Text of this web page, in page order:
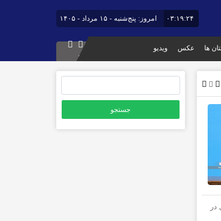
۰۳:۱۹:۲۵ امروز: پنج‌شنبه - ۱۵ مرداد - ۱۴۰۵
ها عکس ویدیو
برای: